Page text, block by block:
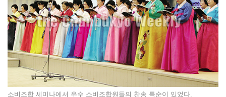
소비조합 세미나에서 우수 소비조합원들의 찬송 특순이 있었다.